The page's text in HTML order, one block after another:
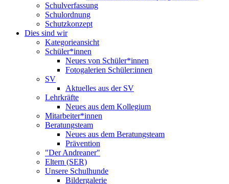
Schulverfassung
Schulordnung
Schutzkonzept
Dies sind wir
Kategorieansicht
Schüler*innen
Neues von Schüler*innen
Fotogalerien Schüler:innen
SV
Aktuelles aus der SV
Lehrkräfte
Neues aus dem Kollegium
Mitarbeiter*innen
Beratungsteam
Neues aus dem Beratungsteam
Prävention
"Der Andreaner"
Eltern (SER)
Unsere Schulhunde
Bildergalerie